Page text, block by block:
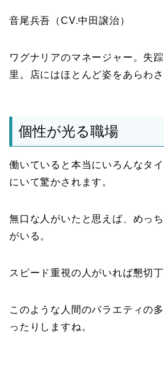
音尾兵吾（CV.中田譲治）
ワグナリアのマネージャー。失
里。店にはほとんど姿をあらわさ
個性が光る職場
働いていると本当にいろんなタ
にいて驚かされます。
無口な人がいたと思えば、めっ
がいる。
スピード重視の人がいれば懇切
このような人間のバラエティの
ったりしますね。